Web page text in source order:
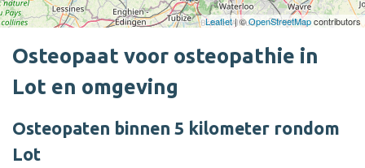
Leaflet| ©OpenStreetMapcontributors
Osteopaat voor osteopathie in
Lot en omgeving
Osteopaten binnen 5 kilometer rondom
Lot